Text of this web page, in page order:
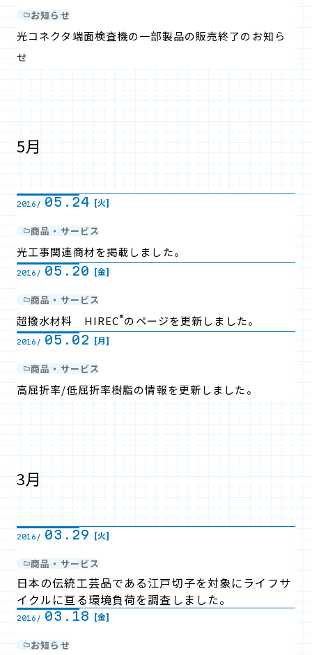
お知らせ
光コネクタ端面検査機の一部製品の販売終了のお知ら
せ
5月
2016/ 05.24 [火]
商品・サービス
光工事関連商材を掲載しました。
2016/ 05.20 [金]
商品・サービス
超撥水材料 HIREC®のページを更新しました。
2016/ 05.02 [月]
商品・サービス
高屈折率/低屈折率樹脂の情報を更新しました。
3月
2016/ 03.29 [火]
商品・サービス
日本の伝統工芸品である江戸切子を対象にライフサ
イクルに亘る環境負荷を調査しました。
2016/ 03.18 [金]
お知らせ